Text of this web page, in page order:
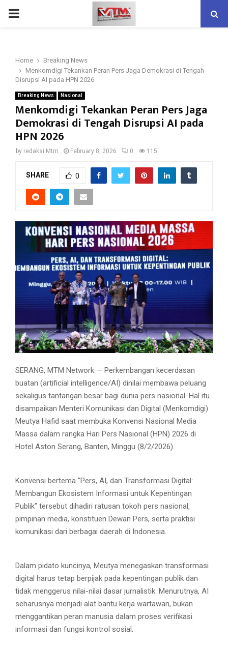
PRIMARY
Home
Breaking News
Menkomdigi Tekankan Peran Pers Jaga Demokrasi di Tengah
Disrupsi AI pada HPN 2026
Breaking News Nasional
Menkomdigi Tekankan Peran Pers Jaga
Demokrasi di Tengah Disrupsi AI pada
HPN 2026
by redaksi Mtm February 8, 2026 0 115
SHARE 0
SERANG, MTM Network — Perkembangan kecerdasan
buatan (artificial intelligence/AI) dinilai membawa peluang
sekaligus tantangan besar bagi dunia pers nasional. Hal itu
disampaikan Menteri Komunikasi dan Digital (Menkomdigi)
Meutya Hafid saat membuka Konvensi Nasional Media
Massa dalam rangka Hari Pers Nasional (HPN) 2026 di
Hotel Aston Serang, Banten, Minggu (8/2/2026).
Konvensi bertema “Pers, AI, dan Transformasi Digital:
Membangun Ekosistem Informasi untuk Kepentingan
Publik” tersebut dihadiri ratusan tokoh pers nasional,
pimpinan media, konstituen Dewan Pers, serta praktisi
komunikasi dari berbagai daerah di Indonesia.
Dalam pidato kuncinya, Meutya menegaskan transformasi
digital harus tetap berpijak pada kepentingan publik dan
tidak menggerus nilai-nilai dasar jurnalistik. Menurutnya, AI
seharusnya menjadi alat bantu kerja wartawan, bukan
menggantikan peran manusia dalam proses verifikasi
informasi dan fungsi kontrol sosial.